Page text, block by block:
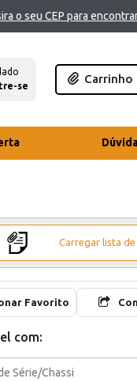
o seu CEP para
se
Carrinho
Carregar lista de
Favorito
com: